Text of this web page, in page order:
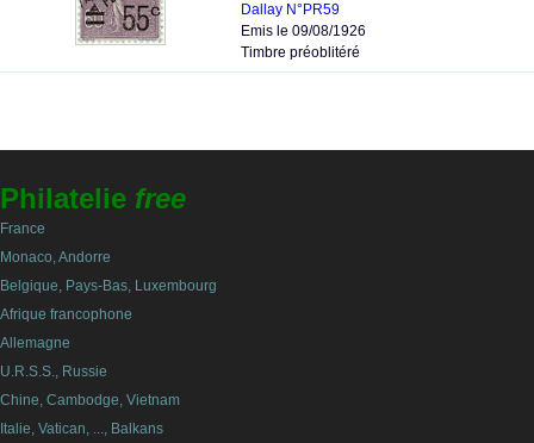
Dallay N°PR59
Emis le 09/08/1926
Timbre préoblitéré
Philatelie free
France
Monaco, Andorre
Belgique, Pays-Bas, Luxembourg
Afrique francophone
Allemagne
U.R.S.S., Russie
Chine, Cambodge, Vietnam
Italie, Vatican, ..., Balkans